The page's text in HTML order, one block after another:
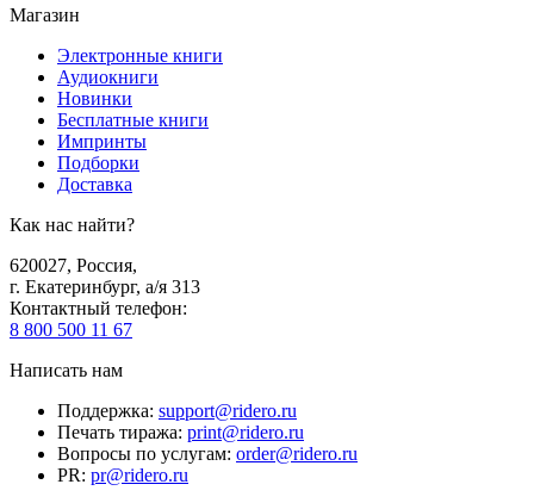
Магазин
Электронные книги
Аудиокниги
Новинки
Бесплатные книги
Импринты
Подборки
Доставка
Как нас найти?
620027, Россия,
г. Екатеринбург, а/я 313
Контактный телефон:
8 800 500 11 67
Написать нам
Поддержка: support@ridero.ru
Печать тиража: print@ridero.ru
Вопросы по услугам: order@ridero.ru
PR: pr@ridero.ru